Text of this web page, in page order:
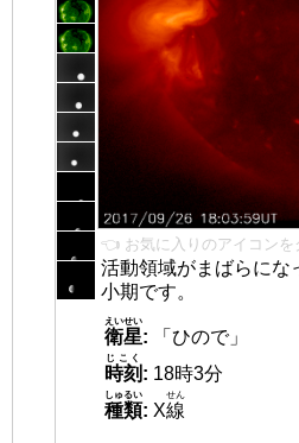
👈 お気に入りのアイコンを
活動領域がまばらにな
小期です。
衛星
えいせい
:
「ひので」
時刻
じこく
: 18時3分
種類
しゅるい
: X線
せん